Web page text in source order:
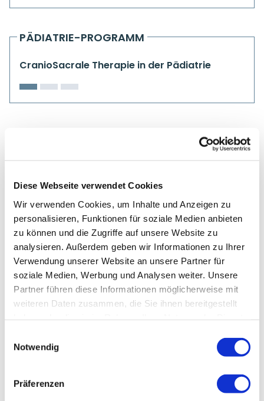
Diese Webseite verwendet Cookies
Wir verwenden Cookies, um Inhalte und Anzeigen zu
personalisieren, Funktionen für soziale Medien anbieten
zu können und die Zugriffe auf unsere Website zu
analysieren. Außerdem geben wir Informationen zu Ihrer
Verwendung unserer Website an unsere Partner für
soziale Medien, Werbung und Analysen weiter. Unsere
Partner führen diese Informationen möglicherweise mit
weiteren Daten zusammen, die Sie ihnen bereitgestellt
Notwendig
Präferenzen
PÄDIATRIE-PROGRAMM
CranioSacrale Therapie in der Pädiatrie